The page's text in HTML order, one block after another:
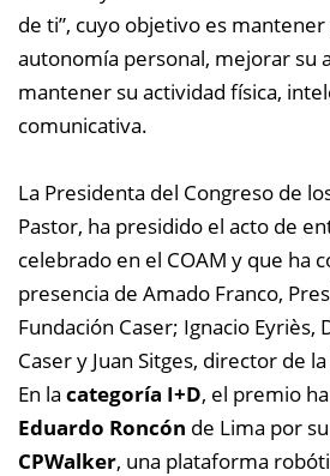
de ti”, cuyo objetivo es
autonomía personal, mejorar su
mantener su actividad física,
comunicativa.
La Presidenta del Congreso de
Pastor, ha presidido el acto de
celebrado en el COAM y que ha
presencia de Amado Franco,
Fundación Caser; Ignacio Eyriès,
Caser y Juan Sitges, director de
En la categoría I+D, el premio
Eduardo Roncón de Lima por
CPWalker, una plataforma